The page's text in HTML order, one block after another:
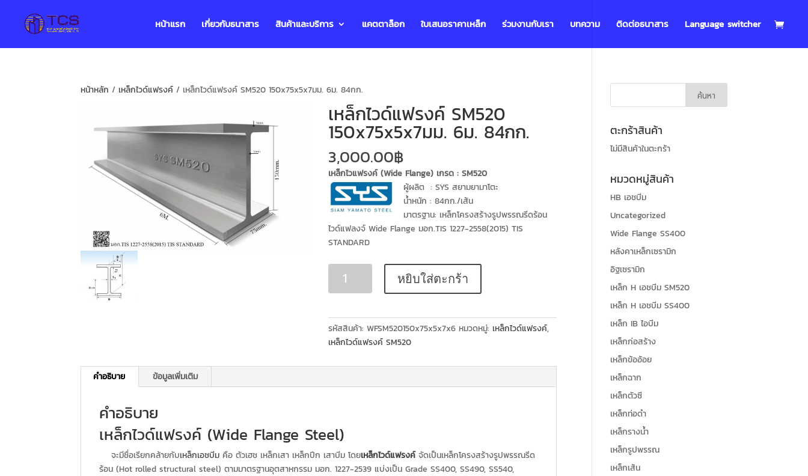
หน้าแรก เกี่ยวกับธนาสาร สินค้าและบริการ แคตตาล็อก ใบเสนอราคาเหล็ก ร่วมงานกับเรา บทความ ติดต่อธนาสาร Language switcher
หน้าหลัก / เหล็กไวด์แฟรงค์ / เหล็กไวด์แฟรงค์ SM520 150x75x5x7มม. 6ม. 84กก.
เหล็กไวด์แฟรงค์ SM520
150x75x5x7มม. 6ม. 84กก.
3,000.00฿
เหล็กไวแฟรงค์ (Wide Flange) เกรด : SM520
ผู้ผลิต : SYS สยามยามาโตะ
น้ำหนัก : 84กก./เส้น
มาตรฐาน: เหล็กโครงสร้างรูปพรรณรีดร้อน
ไวด์แฟลงจ์ Wide Flange มอก.TIS 1227-2558(2015) TIS
STANDARD
หยิบใส่ตะกร้า
รหัสสินค้า:WFSM520150x75x5x7x6 หมวดหมู่: เหล็กไวด์แฟรงค์,
เหล็กไวด์แฟรงค์ SM520
คำอธิบาย ข้อมูลเพิ่มเติม
คำอธิบาย
เหล็กไวด์แฟรงค์ (Wide Flange Steel)
จะมีชื่อเรียกคล้ายกับเหล็กเอชบีม คือ ตัวเฮช เหล็กเสา เหล็กปีก เสาบีม โดยเหล็กไวด์แฟรงค์จัดเป็นเหล็กโครงสร้างรูปพรรณรีด
ร้อน (Hot rolled structural steel) ตามมาตรฐานอุตสาหกรรม มอก. 1227-2539 แบ่งเป็น Grade SS400, SS490, SS540,
ตะกร้าสินค้า
ไม่มีสินค้าในตะกร้า
หมวดหมู่สินค้า
HB เอชบีม
Uncategorized
Wide Flange SS400
หลังคาเหล็กเซรามิก
อิฐเซรามิก
เหล็ก H เอชบีม SM520
เหล็ก H เอชบีม SS400
เหล็ก IB ไอบีม
เหล็กก่อสร้าง
เหล็กข้ออ้อย
เหล็กฉาก
เหล็กตัวซี
เหล็กท่อดำ
เหล็กรางน้ำ
เหล็กรูปพรรณ
เหล็กเส้น